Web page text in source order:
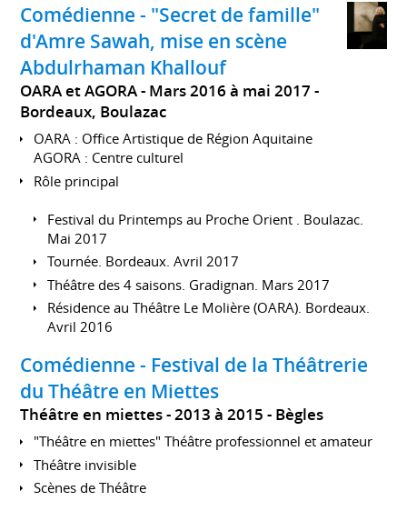
Comédienne - "Secret de famille"
d'Amre Sawah, mise en scène
Abdulrhaman Khallouf
OARA et AGORA
Mars 2016 à mai 2017
Bordeaux, Boulazac
OARA : Office Artistique de Région Aquitaine
AGORA : Centre culturel
Rôle principal
Festival du Printemps au Proche Orient . Boulazac.
Mai 2017
Tournée. Bordeaux. Avril 2017
Théâtre des 4 saisons. Gradignan. Mars 2017
Résidence au Théâtre Le Molière (OARA). Bordeaux.
Avril 2016
Comédienne - Festival de la Théâtrerie
du Théâtre en Miettes
Théâtre en miettes 2013 à 2015 Bègles
"Théâtre en miettes" Théâtre professionnel et amateur
Théâtre invisible
Scènes de Théâtre